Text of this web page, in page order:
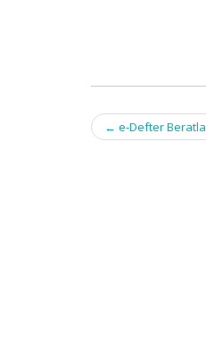
Post
navigation
← e-Defter